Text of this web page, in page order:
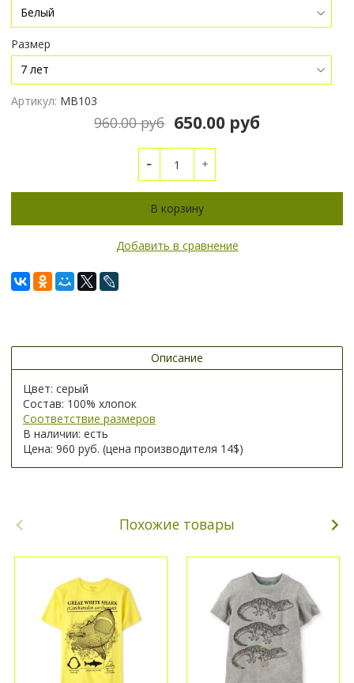
Размер
Артикул: МВ103
960.00 руб 650.00 руб
В корзину
Добавить в сравнение
Описание
Цвет: серый
Состав: 100% хлопок
Соответствие размеров
В наличии: есть
Цена: 960 руб. (цена производителя 14$)
Похожие товары